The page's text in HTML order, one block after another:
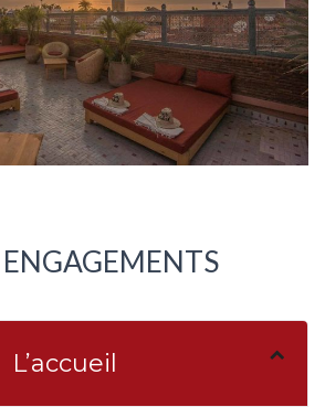
L’accueil